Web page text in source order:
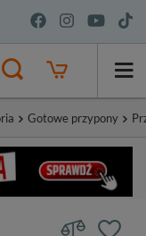
Gotowe przypony